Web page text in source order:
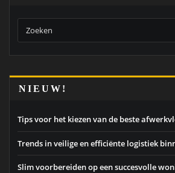
NIEUW!
Tips voor het kiezen van de beste
Trends in veilige en efficiënte logistiek
Slim voorbereiden op een succesvolle